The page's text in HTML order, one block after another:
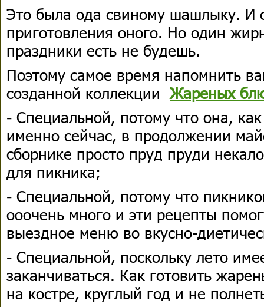
Это была ода свиному шашлыку. И
приготовления оного. Но один
праздники есть не будешь.
Поэтому самое время напомнить
созданной коллекции Жареных
- Специальной, потому что она,
именно сейчас, в продолжении
сборнике просто пруд пруди
для пикника;
- Специальной, потому что
ооочень много и эти рецепты
выездное меню во вкусно-
- Специальной, поскольку лето
заканчиваться. Как готовить
на костре, круглый год и не